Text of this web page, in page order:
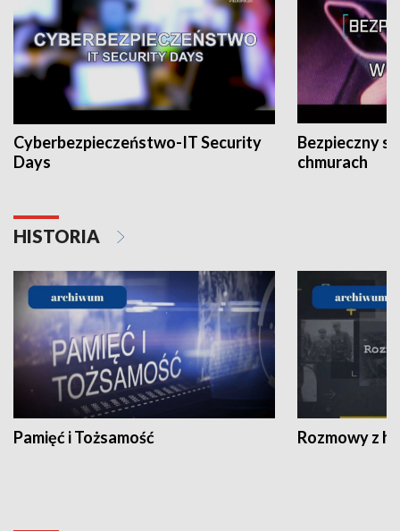
Cyberbezpieczeństwo-IT Security
Days
Bezpieczny
chmurach
HISTORIA
Pamięć i Tożsamość Rozmowy z